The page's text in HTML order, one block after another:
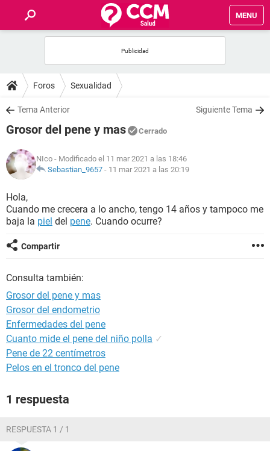
MENU
FOROS
SALUD
NUTRICIÓN
BIENESTAR
Foros Sexualidad
Tema Anterior Siguiente Tema
Grosor del pene y mas Cerrado
NIco - Modificado el 11 mar 2021 a las 18:46
Sebastian_9657 - 11 mar 2021 a las 20:19
Hola,
Cuando me crecera a lo ancho, tengo 14 años y tampoco me
baja la piel del pene. Cuando ocurre?
Compartir
Consulta también:
Grosor del pene y mas
Grosor del endometrio
Enfermedades del pene
Cuanto mide el pene del niño polla ✓
Pene de 22 centímetros
Pelos en el tronco del pene
1 respuesta
RESPUESTA 1 / 1